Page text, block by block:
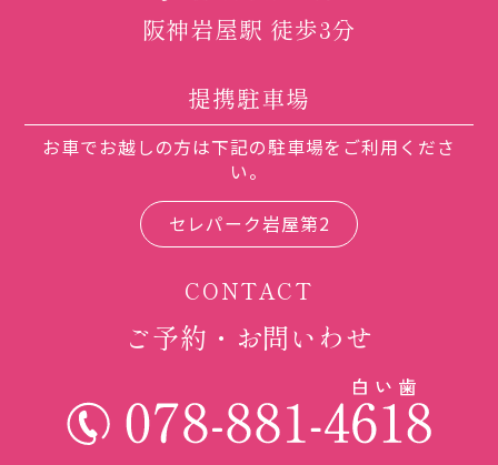
阪神岩屋駅 徒歩3分
提携駐車場
お車でお越しの方は下記の駐車場をご利用くださ
い。
セレパーク岩屋第2
CONTACT
ご予約・お問いわせ